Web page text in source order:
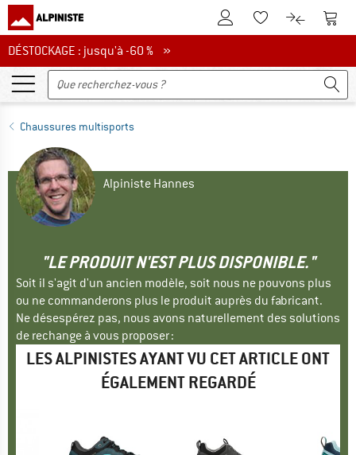
Vers le compte client
Vers la liste
Vers le
DÉSTOCKAGE : jusqu'à -60 %
DÉSTOCKAGE : jusqu'à -60 % »
Chaussures multisports
Alpiniste Hannes
"LE PRODUIT N'EST PLUS DISPONIBLE."
Soit il s'agit d'un ancien modèle, soit nous ne pouvons plus
ou ne commanderons plus le produit auprès du fabricant.
Ne désespérez pas, nous avons naturellement des solutions
de rechange à vous proposer :
LES ALPINISTES AYANT VU CET ARTICLE ONT
ÉGALEMENT REGARDÉ